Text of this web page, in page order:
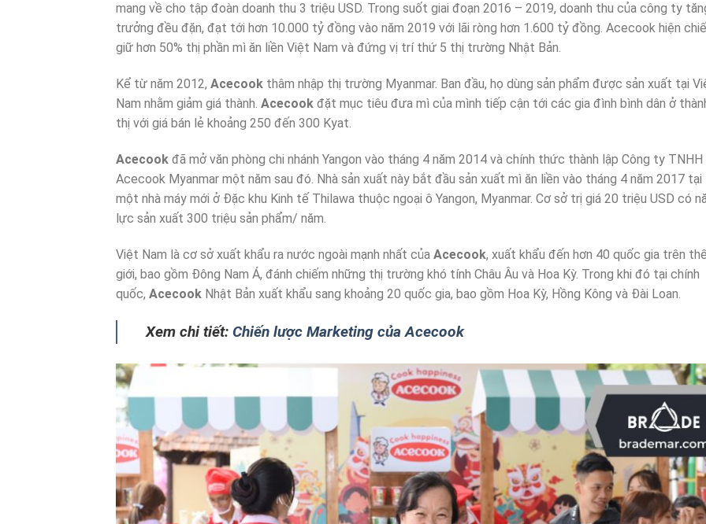
mang về cho tập đoàn doanh thu 3 triệu USD. Trong suốt giai đoạn 2016 – 2019, doanh thu của công ty
trưởng đều đặn, đạt tới hơn 10.000 tỷ đồng vào năm 2019 với lãi ròng hơn 1.600 tỷ đồng. Acecook hiện
giữ hơn 50% thị phần mì ăn liền Việt Nam và đứng vị trí thứ 5 thị trường Nhật Bản.
Kể từ năm 2012, Acecook thâm nhập thị trường Myanmar. Ban đầu, họ dùng sản phẩm được sản xuất tại
Nam nhằm giảm giá thành. Acecook đặt mục tiêu đưa mì của mình tiếp cận tới các gia đình bình dân ở
thị với giá bán lẻ khoảng 250 đến 300 Kyat.
Acecook đã mở văn phòng chi nhánh Yangon vào tháng 4 năm 2014 và chính thức thành lập Công ty TNHH
Acecook Myanmar một năm sau đó. Nhà sản xuất này bắt đầu sản xuất mì ăn liền vào tháng 4 năm 2017 tại
một nhà máy mới ở Đặc khu Kinh tế Thilawa thuộc ngoại ô Yangon, Myanmar. Cơ sở trị giá 20 triệu USD có
lực sản xuất 300 triệu sản phẩm/ năm.
Việt Nam là cơ sở xuất khẩu ra nước ngoài mạnh nhất của Acecook, xuất khẩu đến hơn 40 quốc gia trên
giới, bao gồm Đông Nam Á, đánh chiếm những thị trường khó tính Châu Âu và Hoa Kỳ. Trong khi đó tại chính
quốc, Acecook Nhật Bản xuất khẩu sang khoảng 20 quốc gia, bao gồm Hoa Kỳ, Hồng Kông và Đài Loan.
Xem chi tiết: Chiến lược Marketing của Acecook